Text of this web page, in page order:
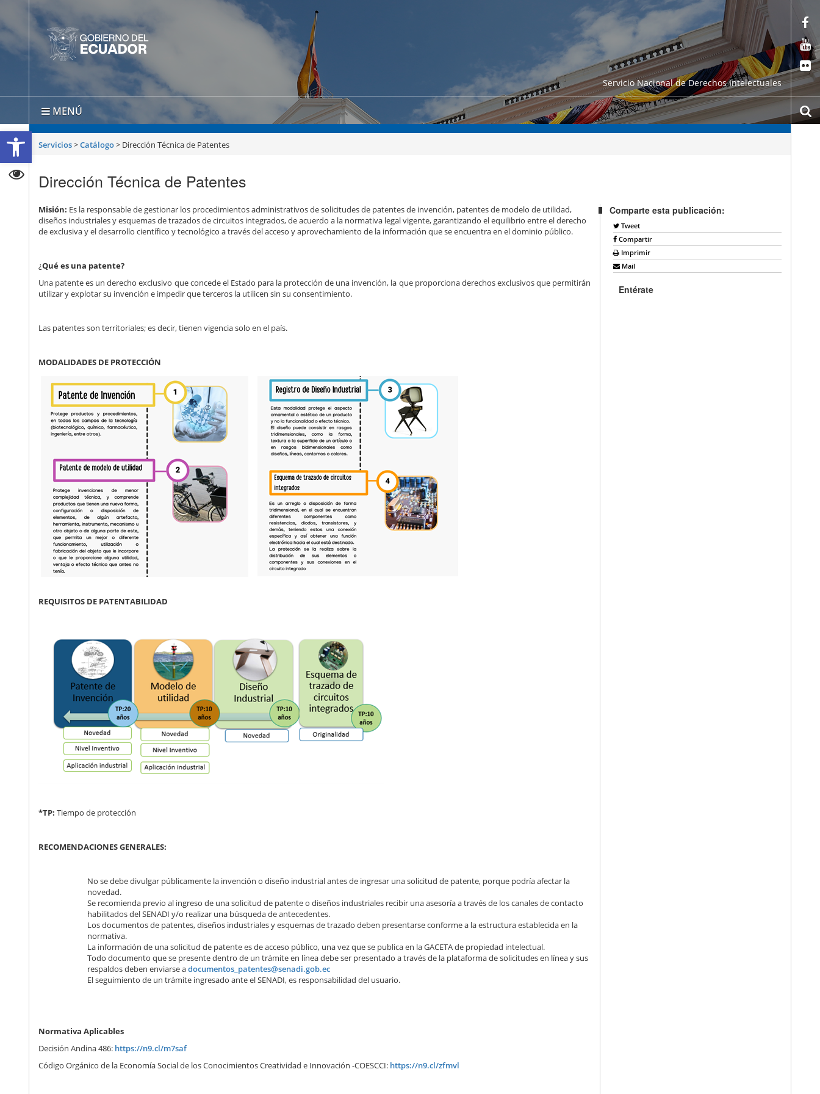
Abrir barra de herramientas
Servicio Nacional de Derechos Intelectuales
MENÚ
Servicios>Catálogo> Dirección Técnica de Patentes
Dirección Técnica de Patentes
Misión: Es la responsable de gestionar los procedimientos administrativos de solicitudes de patentes de invención, patentes de modelo de utilidad,
diseños industriales y esquemas de trazados de circuitos integrados, de acuerdo a la normativa legal vigente, garantizando el equilibrio entre el derecho
de exclusiva y el desarrollo científico y tecnológico a través del acceso y aprovechamiento de la información que se encuentra en el dominio público.
¿Qué es una patente?
Una patente es un derecho exclusivo que concede el Estado para la protección de una invención, la que proporciona derechos exclusivos que permitirán
utilizar y explotar su invención e impedir que terceros la utilicen sin su consentimiento.
Las patentes son territoriales; es decir, tienen vigencia solo en el país.
MODALIDADES DE PROTECCIÓN
REQUISITOS DE PATENTABILIDAD
*TP:Tiempo de protección
RECOMENDACIONES GENERALES:
No se debe divulgar públicamente la invención o diseño industrial antes de ingresar una solicitud de patente, porque podría afectar la
novedad.
Se recomienda previo al ingreso de una solicitud de patente o diseños industriales recibir una asesoría a través de los canales de contacto
habilitados del SENADI y/o realizar una búsqueda de antecedentes.
Los documentos de patentes, diseños industriales y esquemas de trazado deben presentarse conforme a la estructura establecida en la
normativa.
La información de una solicitud de patente es de acceso público, una vez que se publica en la GACETA de propiedad intelectual.
Todo documento que se presente dentro de un trámite en línea debe ser presentado a través de la plataforma de solicitudes en línea y sus
respaldos deben enviarse adocumentos_patentes@senadi.gob.ec
El seguimiento de un trámite ingresado ante el SENADI, es responsabilidad del usuario.
Normativa Aplicables
Decisión Andina 486: https://n9.cl/m7saf
Código Orgánico de la Economía Social de los Conocimientos Creatividad e Innovación -COESCCI: https://n9.cl/zfmvl
Comparte esta publicación:
Tweet
Compartir
Imprimir
Mail
Entérate